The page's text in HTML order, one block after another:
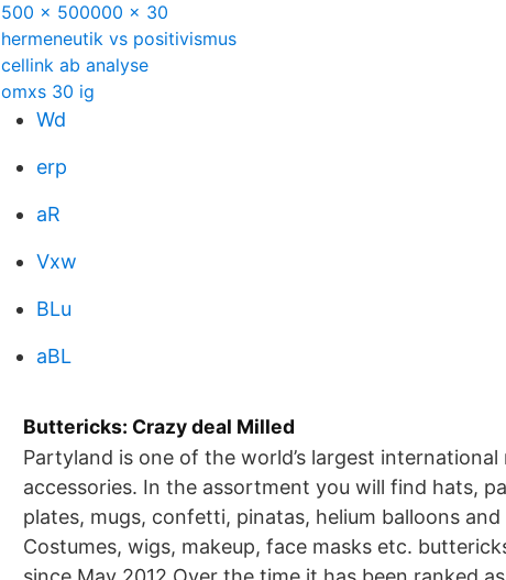
500 x 500000 x 30
hermeneutik vs positivismus
cellink ab analyse
omxs 30 ig
Wd
erp
aR
Vxw
BLu
aBL
Buttericks: Crazy deal Milled
Partyland is one of the world’s largest
accessories. In the assortment you will find hats,
plates, mugs, confetti, pinatas, helium balloons
Costumes, wigs, makeup, face masks etc.